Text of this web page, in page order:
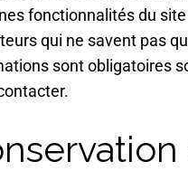
fonctionnalités du
qui ne savent pas
sont obligatoires